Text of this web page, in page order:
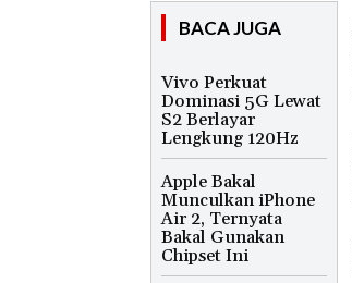
BACA JUGA
Vivo Perkuat
Dominasi 5G Lewat
S2 Berlayar
Lengkung 120Hz
Apple Bakal
Munculkan iPhone
Air 2, Ternyata
Bakal Gunakan
Chipset Ini